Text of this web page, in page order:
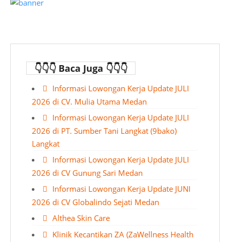
👇👇👇 Baca Juga 👇👇👇
Informasi Lowongan Kerja Update JULI
2026 di CV. Mulia Utama Medan
Informasi Lowongan Kerja Update JULI
2026 di PT. Sumber Tani Langkat (9bako)
Langkat
Informasi Lowongan Kerja Update JULI
2026 di CV Gunung Sari Medan
Informasi Lowongan Kerja Update JUNI
2026 di CV Globalindo Sejati Medan
Althea Skin Care
Klinik Kecantikan ZA (ZaWellness Health